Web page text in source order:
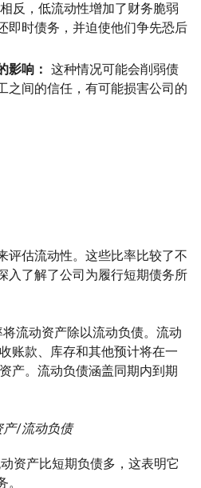
相反，低流动性增加了财务脆弱
即时债务，并迫使他们争先恐后
影响： 这种情况可能会削弱债
之间的信任，有可能损害公司的
评估流动性。这些比率比较了不
入了解了公司为履行短期债务所
流动资产除以流动负债。流动
账款、库存和其他预计将在一
产。流动负债涵盖同期内到期
产/流动负债
资产比短期负债多，这表明它